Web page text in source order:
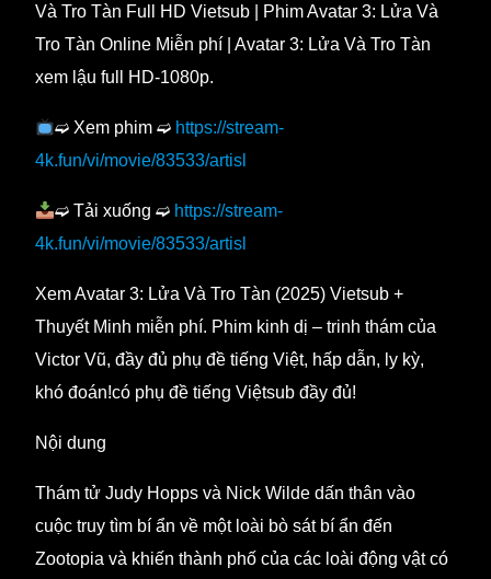
Và Tro Tàn Full HD Vietsub | Phim Avatar 3: Lửa Và
Tro Tàn Online Miễn phí | Avatar 3: Lửa Và Tro Tàn
xem lậu full HD-1080p.
➫ Xem phim ➫ https://stream-
4k.fun/vi/movie/83533/artisl
➫ Tải xuống ➫ https://stream-
4k.fun/vi/movie/83533/artisl
Xem Avatar 3: Lửa Và Tro Tàn (2025) Vietsub +
Thuyết Minh miễn phí. Phim kinh dị – trinh thám của
Victor Vũ, đầy đủ phụ đề tiếng Việt, hấp dẫn, ly kỳ,
khó đoán!có phụ đề tiếng Việtsub đầy đủ!
Nội dung
Thám tử Judy Hopps và Nick Wilde dấn thân vào
cuộc truy tìm bí ẩn về một loài bò sát bí ẩn đến
Zootopia và khiến thành phố của các loài động vật có